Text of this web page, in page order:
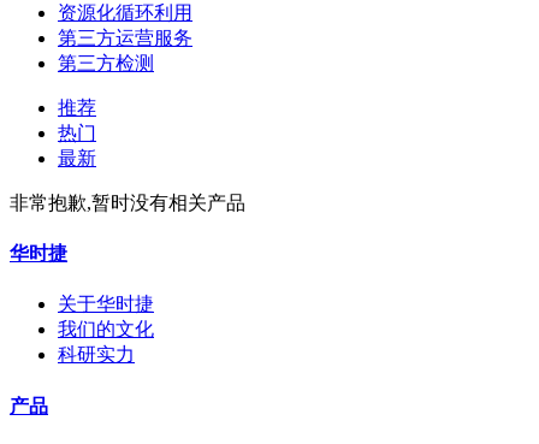
资源化循环利用
第三方运营服务
第三方检测
推荐
热门
最新
非常抱歉,暂时没有相关产品
华时捷
关于华时捷
我们的文化
科研实力
产品